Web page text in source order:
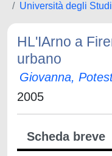
Università degli
HL'IArno a
urbano
Giovanna,
2005
Scheda breve